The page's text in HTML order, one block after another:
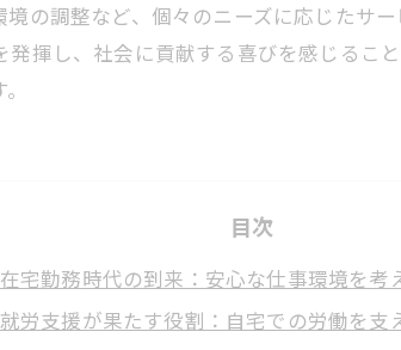
の調整など、個々のニーズに応じたサ
揮し、社会に貢献する喜びを感じるこ
目次
在宅勤務時代の到来：安心な仕事環境を考
就労支援が果たす役割：自宅での労働を支